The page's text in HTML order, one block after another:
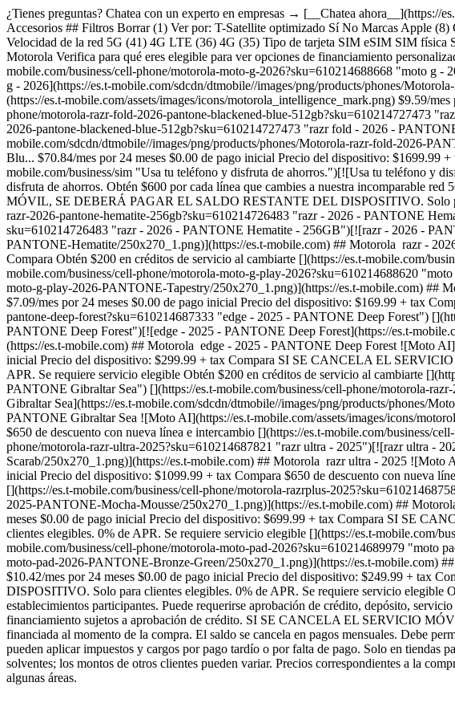
¿Tienes preguntas? Chatea con un experto en empresas → [__Chatea ahora__](https://
Accesorios ## Filtros Borrar (1) Ver por: T-Satellite optimizado Sí No Marcas Apple
Velocidad de la red 5G (41) 4G LTE (36) 4G (35) Tipo de tarjeta SIM eSIM SIM física
Motorola Verifica para qué eres elegible para ver opciones de financiamiento
mobile.com/business/cell-phone/motorola-moto-g-2026?sku=610214688668 "moto g
g - 2026](https://es.t-mobile.com/sdcdn/dtmobile//images/png/products/phones/
(https://es.t-mobile.com/assets/images/icons/motorola_intelligence_mark.png) $9.59/
phone/motorola-razr-fold-2026-pantone-blackened-blue-512gb?sku=610214727473
2026-pantone-blackened-blue-512gb?sku=610214727473 "razr fold - 2026 -
mobile.com/sdcdn/dtmobile//images/png/products/phones/Motorola-razr-fold-2026-
Blu... $70.84/mes por 24 meses $0.00 de pago inicial Precio del dispositivo: $1699.99
mobile.com/business/sim "Usa tu teléfono y disfruta de ahorros.")[![Usa tu teléfono y
disfruta de ahorros. Obtén $600 por cada línea que cambies a nuestra incomparable
MÓVIL, SE DEBERÁ PAGAR EL SALDO RESTANTE DEL DISPOSITIVO. Solo
razr-2026-pantone-hematite-256gb?sku=610214726483 "razr - 2026 - PANTONE
sku=610214726483 "razr - 2026 - PANTONE Hematite - 256GB")[![razr - 2026 -
PANTONE-Hematite/250x270_1.png)](https://es.t-mobile.com) ## Motorola ​ razr -
Compara Obtén $200 en créditos de servicio al cambiarte [](https://es.t-mobile.com/
mobile.com/business/cell-phone/motorola-moto-g-play-2026?sku=610214688620
moto-g-play-2026-PANTONE-Tapestry/250x270_1.png)](https://es.t-mobile.com) ##
$7.09/mes por 24 meses $0.00 de pago inicial Precio del dispositivo: $169.99 + tax
pantone-deep-forest?sku=610214687333 "edge - 2025 - PANTONE Deep Forest")
PANTONE Deep Forest")[![edge - 2025 - PANTONE Deep Forest](https://es.t-
(https://es.t-mobile.com) ## Motorola ​ edge - 2025 - PANTONE Deep Forest ![Moto
inicial Precio del dispositivo: $299.99 + tax Compara SI SE CANCELA EL
APR. Se requiere servicio elegible Obtén $200 en créditos de servicio al cambiarte
PANTONE Gibraltar Sea") [](https://es.t-mobile.com/business/cell-phone/motorola-
Gibraltar Sea](https://es.t-mobile.com/sdcdn/dtmobile//images/png/products/phones/
PANTONE Gibraltar Sea ![Moto AI](https://es.t-mobile.com/assets/images/icons/
$650 de descuento con nueva línea e intercambio [](https://es.t-mobile.com/business/
phone/motorola-razr-ultra-2025?sku=610214687821 "razr ultra - 2025")[![razr ultra -
Scarab/250x270_1.png)](https://es.t-mobile.com) ## Motorola ​ razr ultra - 2025 ![Moto
inicial Precio del dispositivo: $1099.99 + tax Compara $650 de descuento con nueva
[](https://es.t-mobile.com/business/cell-phone/motorola-razrplus-
2025-PANTONE-Mocha-Mousse/250x270_1.png)](https://es.t-mobile.com) ##
meses $0.00 de pago inicial Precio del dispositivo: $699.99 + tax Compara SI SE
clientes elegibles. 0% de APR. Se requiere servicio elegible [](https://es.t-mobile.com/
mobile.com/business/cell-phone/motorola-moto-pad-2026?sku=610214689979 "moto
moto-pad-2026-PANTONE-Bronze-Green/250x270_1.png)](https://es.t-mobile.com)
$10.42/mes por 24 meses $0.00 de pago inicial Precio del dispositivo: $249.99 +
DISPOSITIVO. Solo para clientes elegibles. 0% de APR. Se requiere servicio elegible
establecimientos participantes. Puede requerirse aprobación de crédito, depósito,
financiamiento sujetos a aprobación de crédito. SI SE CANCELA EL SERVICIO
financiada al momento de la compra. El saldo se cancela en pagos mensuales. Debe
pueden aplicar impuestos y cargos por pago tardío o por falta de pago. Solo en tiendas
solventes; los montos de otros clientes pueden variar. Precios correspondientes a la
algunas áreas.